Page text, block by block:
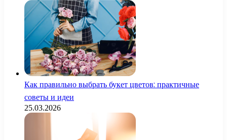
Как правильно выбрать букет цветов: практичные
советы и идеи
25.03.2026